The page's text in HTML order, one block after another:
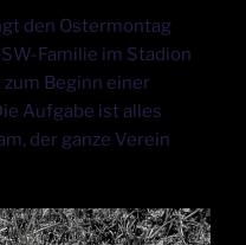
den Ostermontag
Familie im Stadion
Beginn einer
Aufgabe ist alles
der ganze Verein